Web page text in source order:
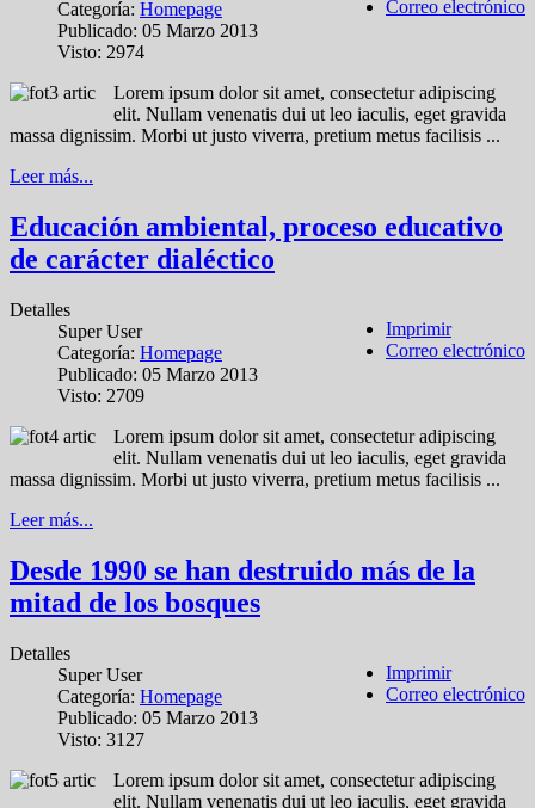
Correo electrónico
Categoría: Homepage
Publicado: 05 Marzo 2013
Visto: 2974
Lorem ipsum dolor sit amet, consectetur adipiscing
elit. Nullam venenatis dui ut leo iaculis, eget gravida
massa dignissim. Morbi ut justo viverra, pretium metus facilisis ...
Leer más...
Educación ambiental, proceso educativo
de carácter dialéctico
Imprimir
Correo electrónico
Detalles
Super User
Categoría: Homepage
Publicado: 05 Marzo 2013
Visto: 2709
Lorem ipsum dolor sit amet, consectetur adipiscing
elit. Nullam venenatis dui ut leo iaculis, eget gravida
massa dignissim. Morbi ut justo viverra, pretium metus facilisis ...
Leer más...
Desde 1990 se han destruido más de la
mitad de los bosques
Imprimir
Correo electrónico
Detalles
Super User
Categoría: Homepage
Publicado: 05 Marzo 2013
Visto: 3127
Lorem ipsum dolor sit amet, consectetur adipiscing
elit. Nullam venenatis dui ut leo iaculis, eget gravida